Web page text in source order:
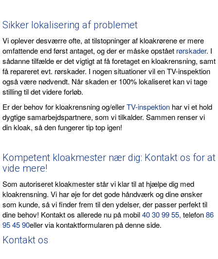
Sikker lokalisering af problemet
Vi oplever desværre ofte, at tilstopninger af kloakrørene er mere
omfattende end først antaget, og der er måske opstået rørskader. I
sådanne tilfælde er det vigtigt at få foretaget en kloakrensning, samt
få repareret evt. rørskader. I nogen situationer vil en TV-inspektion
også være nødvendt. Når skaden er 100% lokaliseret kan vi tage
stilling til det videre forløb.
Er der behov for kloakrensning og/ellerTV-inspektion har vi et hold
dygtige samarbejdspartnere, som vi tilkalder. Sammen renser vi
din kloak, så den fungerer tip top igen!
Kompetent kloakmester nær dig: Kontakt os for at
vide mere!
Som autoriseret kloakmester står vi klar til at hjælpe dig med
kloakrensning. Vi har øje for det gode håndværk og dine ønsker
som kunde, så vi finder frem til den ydelser, der passer perfekt til
dine behov! Kontakt os allerede nu på mobil40 30 99 55, telefon86
95 45 90eller via kontaktformularen på denne side.
Kontakt os